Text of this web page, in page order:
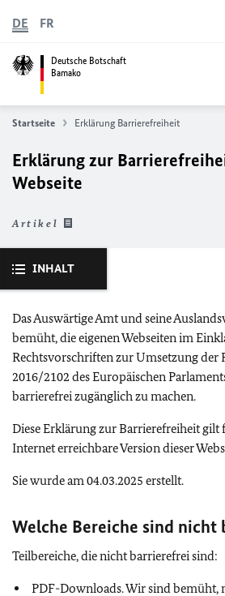
Deutsche Botschaft
Bamako
DE FR
Startseite Erklärung Barrierefreiheit
Erklärung zur
Webseite
Artikel
INHALT
Das Auswärtige Amt und seine
bemüht, die eigenen Webseiten im
Rechtsvorschriften zur Umsetzung der
2016/2102 des Europäischen
barrierefrei zugänglich zu machen.
Diese Erklärung zur Barrierefreiheit gilt
Internet erreichbare Version dieser
Sie wurde am 04.03.2025 erstellt.
Welche Bereiche sind nicht
Teilbereiche, die nicht barrierefrei sind:
PDF-Downloads. Wir sind bemüht,